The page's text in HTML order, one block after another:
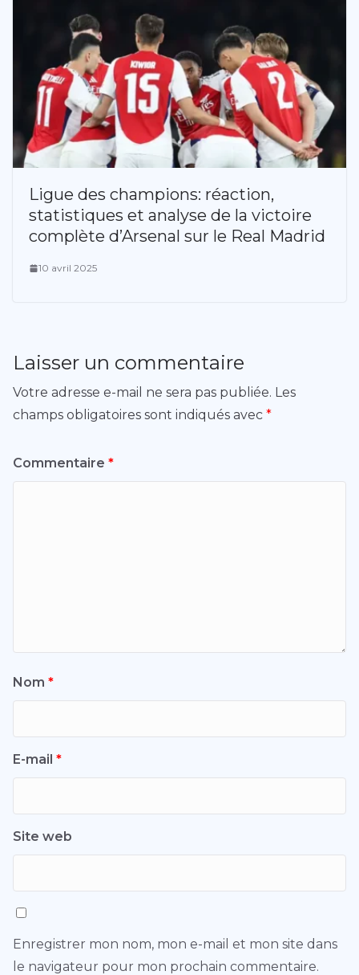
Ligue des champions: réaction,
statistiques et analyse de la victoire
complète d’Arsenal sur le Real Madrid
10 avril 2025
Laisser un commentaire
Votre adresse e-mail ne sera pas publiée. Les
champs obligatoires sont indiqués avec *
Commentaire *
Nom *
E-mail *
Site web
Enregistrer mon nom, mon e-mail et mon site dans
le navigateur pour mon prochain commentaire.